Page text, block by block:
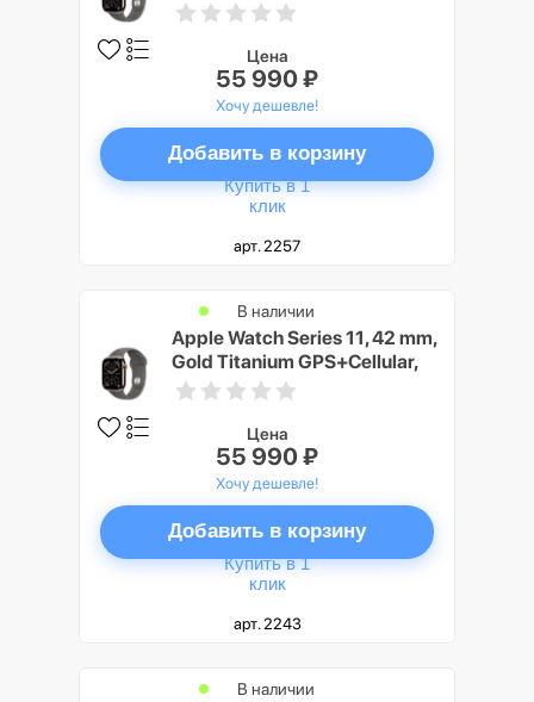
Stone Gray Sport Band M/L
Цена
55 990 ₽
Хочу дешевле!
Добавить в корзину
Купить в 1
клик
арт. 2257
Apple Watch Series 11, 42 mm,
Gold Titanium GPS+Cellular,
Stone Gray Sport Band S/M
В наличии
Цена
55 990 ₽
Хочу дешевле!
Добавить в корзину
Купить в 1
клик
арт. 2243
В наличии